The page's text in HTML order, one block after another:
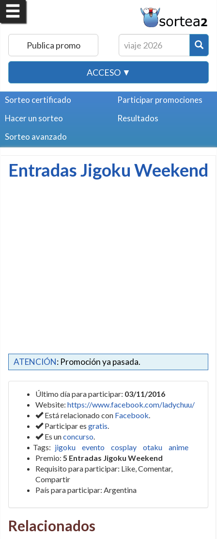
Publica promo
ACCESO ▼
Sorteo certificado
Hacer un sorteo
Sorteo avanzado
Participar promociones
Resultados
Entradas Jigoku Weekend
ATENCIÓN: Promoción ya pasada.
Último día para participar: 03/11/2016
Website: https://www.facebook.com/ladychuu/
Está relacionado con Facebook.
Participar es gratis.
Es unconcurso.
Tags: jigoku evento cosplay otaku
anime
Premio: 5 Entradas Jigoku Weekend
Requisito para participar: Like, Comentar,
Compartir
País para participar: Argentina
Relacionados